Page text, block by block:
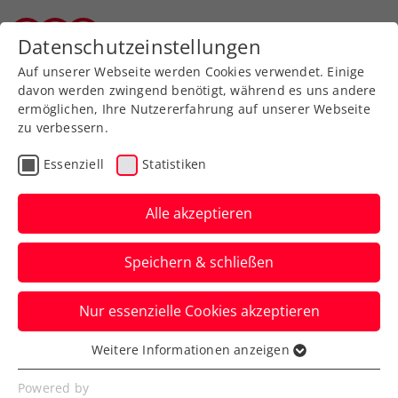
WTV-ProKids 2024
Datenschutzeinstellungen
Auf unserer Webseite werden Cookies verwendet. Einige
davon werden zwingend benötigt, während es uns andere
ermöglichen, Ihre Nutzererfahrung auf unserer Webseite
zu verbessern.
Essenziell Statistiken
Alle akzeptieren
Speichern & schließen
Nur essenzielle Cookies akzeptieren
Essenziell
Essenzielle Cookies werden für grundlegende
Weitere Informationen anzeigen
Powered by